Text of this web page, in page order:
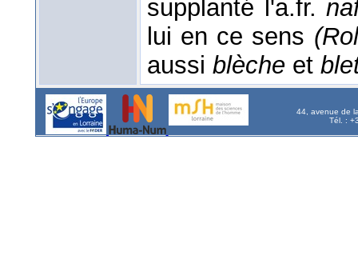
supplanté l'a.fr.
lui en ce sens
aussi blèche et
44, avenue de
Tél. :